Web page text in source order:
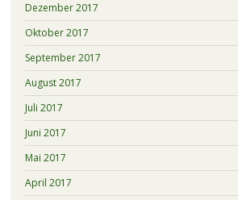
Dezember 2017
Oktober 2017
September 2017
August 2017
Juli 2017
Juni 2017
Mai 2017
April 2017